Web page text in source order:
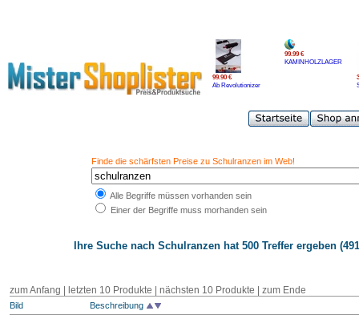
99.90 €
Ab Revolutionizer
99.99 €
KAMINHOLZLAGER
Finde die schärfsten Preise zu Schulranzen im Web!
Alle Begriffe müssen vorhanden sein
Einer der Begriffe muss morhanden sein
Ihre Suche nach Schulranzen hat 500 Treffer ergeben
zum Anfang letzten 10 Produkte | nächsten 10 Produkte | zum Ende
Bild Beschreibung